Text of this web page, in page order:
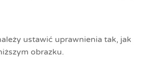
ustawić uprawnienia tak, jak
obrazku.